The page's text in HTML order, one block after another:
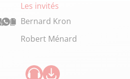
Les invités
Bernard Kron
Robert Ménard